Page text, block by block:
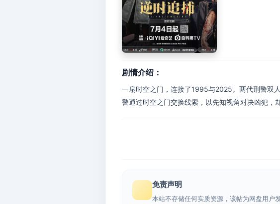
剧情介绍：
一扇时空之门，连接了1995与2025。两代刑警双
警通过时空之门交换线索，以先知视角对决凶犯，
免责声明
本站不存储任何实质资源，该帖为网盘用户